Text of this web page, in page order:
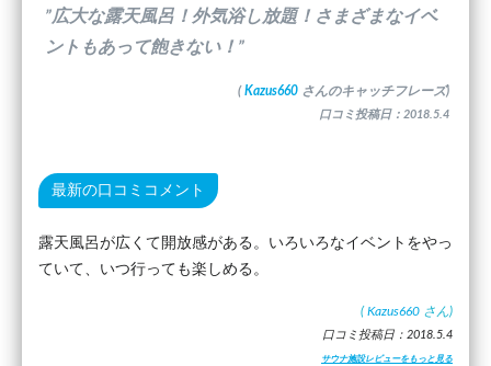
”広大な露天風呂！外気浴し放題！さまざまなイベ
ントもあって飽きない！”
( Kazus660 さんのキャッチフレーズ)
口コミ投稿日：2018.5.4
最新の口コミコメント
露天風呂が広くて開放感がある。いろいろなイベントをやっ
ていて、いつ行っても楽しめる。
( Kazus660 さん)
口コミ投稿日：2018.5.4
サウナ施設レビューをもっと見る